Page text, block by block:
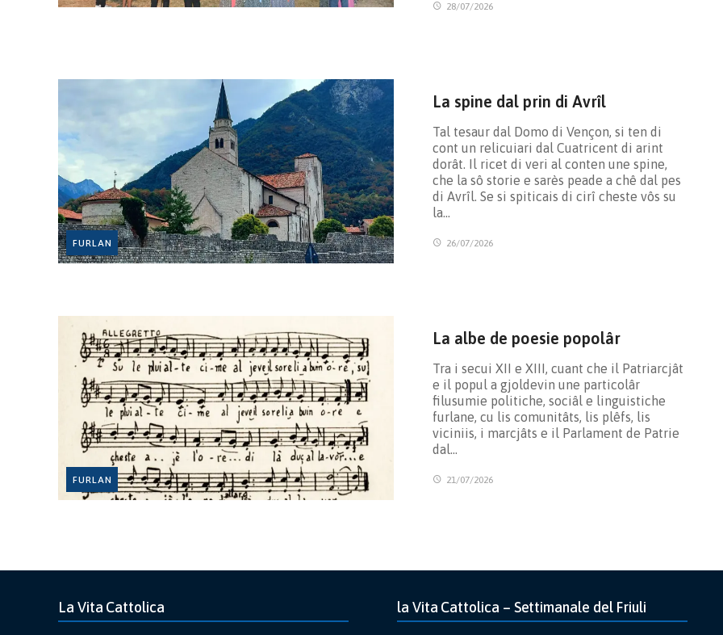
28/07/2026
FURLAN
La spine dal prin di Avrîl
Tal tesaur dal Domo di Vençon, si ten di
cont un relicuiari dal Cuatricent di arint
dorât. Il ricet di veri al conten une spine,
che la sô storie e sarès peade a chê dal pes
di Avrîl. Se si spiticais di cirî cheste vôs su
la…
26/07/2026
FURLAN
La albe de poesie popolâr
Tra i secui XII e XIII, cuant che il Patriarcjât
e il popul a gjoldevin une particolâr
filusumie politiche, sociâl e linguistiche
furlane, cu lis comunitâts, lis plêfs, lis
viciniis, i marcjâts e il Parlament de Patrie
dal…
21/07/2026
La Vita Cattolica la Vita Cattolica – Settimanale del Friuli